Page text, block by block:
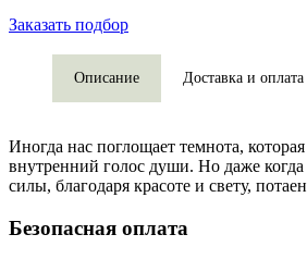
Заказать подбор
Описание Доставка и оплата
Иногда нас поглощает темнота,
внутренний голос души. Но даже
силы, благодаря красоте и свету,
Безопасная оплата